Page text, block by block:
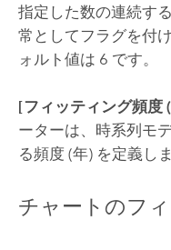
指定した数の連続す
常としてフラグを付
ォルト値は 6 です。
[フィッティング頻度
ーターは、時系列モ
る頻度 (年) を定義し
チャートのフ